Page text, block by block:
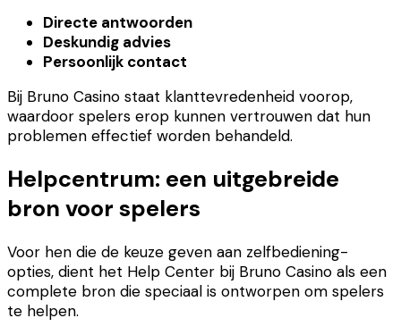
Directe antwoorden
Deskundig advies
Persoonlijk contact
Bij Bruno Casino staat klanttevredenheid voorop,
waardoor spelers erop kunnen vertrouwen dat hun
problemen effectief worden behandeld.
Helpcentrum: een uitgebreide
bron voor spelers
Voor hen die de keuze geven aan zelfbediening-
opties, dient het Help Center bij Bruno Casino als een
complete bron die speciaal is ontworpen om spelers
te helpen.